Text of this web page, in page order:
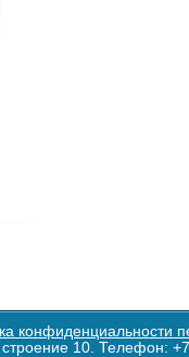
конфиденциальности
строение 10. Телефон: